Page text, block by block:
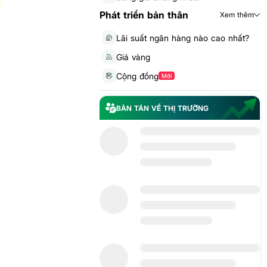
Phát triển bản thân Xem thêm
Lãi suất ngân hàng nào cao nhất?
Giá vàng
Cộng đồng Mới
BÀN TÁN VỀ THỊ TRƯỜNG